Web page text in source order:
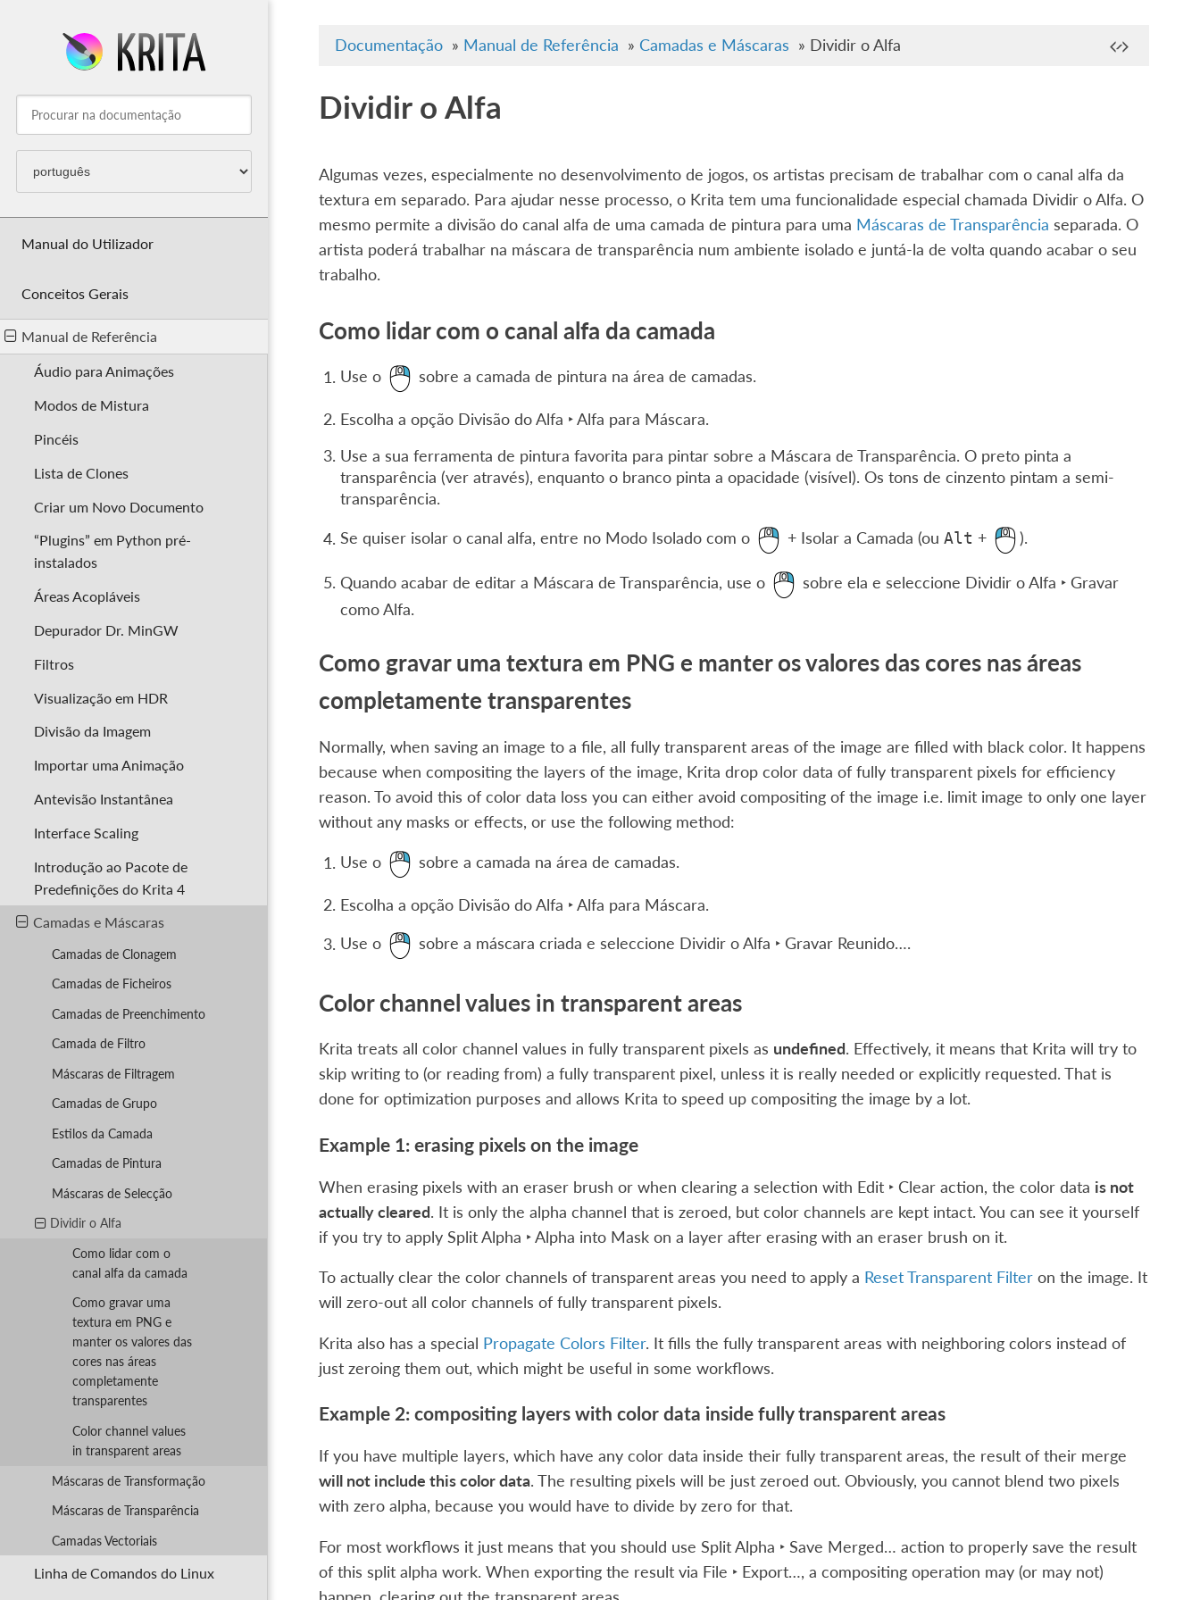
Manual do Utilizador
Conceitos Gerais
Manual de Referência
Áudio para Animações
Modos de Mistura
Pincéis
Lista de Clones
Criar um Novo Documento
“Plugins” em Python pré-
instalados
Áreas Acopláveis
Depurador Dr. MinGW
Filtros
Visualização em HDR
Divisão da Imagem
Importar uma Animação
Antevisão Instantânea
Interface Scaling
Introdução ao Pacote de
Predefinições do Krita 4
Camadas e Máscaras
Camadas de Clonagem
Camadas de Ficheiros
Camadas de Preenchimento
Camada de Filtro
Máscaras de Filtragem
Camadas de Grupo
Estilos da Camada
Camadas de Pintura
Máscaras de Selecção
Dividir o Alfa
Como lidar com o
canal alfa da camada
Como gravar uma
textura em PNG e
manter os valores das
cores nas áreas
completamente
transparentes
Color channel values
in transparent areas
Máscaras de Transformação
Máscaras de Transparência
Camadas Vectoriais
Linha de Comandos do Linux
Documentação » Manual de Referência » Camadas e Máscaras » Dividir o Alfa
Dividir o Alfa
Algumas vezes, especialmente no desenvolvimento de jogos, os artistas precisam de trabalhar com o canal alfa da
textura em separado. Para ajudar nesse processo, o Krita tem uma funcionalidade especial chamada Dividir o Alfa. O
mesmo permite a divisão do canal alfa de uma camada de pintura para uma Máscaras de Transparência separada. O
artista poderá trabalhar na máscara de transparência num ambiente isolado e juntá-la de volta quando acabar o seu
trabalho.
Como lidar com o canal alfa da camada
Use o sobre a camada de pintura na área de camadas.
Escolha a opção Divisão do Alfa ‣ Alfa para Máscara.
Use a sua ferramenta de pintura favorita para pintar sobre a Máscara de Transparência. O preto pinta a
transparência (ver através), enquanto o branco pinta a opacidade (visível). Os tons de cinzento pintam a semi-
transparência.
Se quiser isolar o canal alfa, entre no Modo Isolado com o + Isolar a Camada (ou Alt + ).
Quando acabar de editar a Máscara de Transparência, use o sobre ela e seleccione Dividir o Alfa ‣ Gravar
como Alfa.
Como gravar uma textura em PNG e manter os valores das cores nas áreas
completamente transparentes
Normally, when saving an image to a file, all fully transparent areas of the image are filled with black color. It happens
because when compositing the layers of the image, Krita drop color data of fully transparent pixels for efficiency
reason. To avoid this of color data loss you can either avoid compositing of the image i.e. limit image to only one layer
without any masks or effects, or use the following method:
Use o sobre a camada na área de camadas.
Escolha a opção Divisão do Alfa ‣ Alfa para Máscara.
Use o sobre a máscara criada e seleccione Dividir o Alfa ‣ Gravar Reunido….
Color channel values in transparent areas
Krita treats all color channel values in fully transparent pixels as undefined. Effectively, it means that Krita will try to
skip writing to (or reading from) a fully transparent pixel, unless it is really needed or explicitly requested. That is
done for optimization purposes and allows Krita to speed up compositing the image by a lot.
Example 1: erasing pixels on the image
When erasing pixels with an eraser brush or when clearing a selection with Edit ‣ Clearaction, the color data is not
actually cleared. It is only the alpha channel that is zeroed, but color channels are kept intact. You can see it yourself
if you try to apply Split Alpha ‣ Alpha into Maskon a layer after erasing with an eraser brush on it.
To actually clear the color channels of transparent areas you need to apply a Reset Transparent Filteron the image. It
will zero-out all color channels of fully transparent pixels.
Krita also has a special Propagate Colors Filter. It fills the fully transparent areas with neighboring colors instead of
just zeroing them out, which might be useful in some workflows.
Example 2: compositing layers with color data inside fully transparent areas
If you have multiple layers, which have any color data inside their fully transparent areas, the result of their merge
will not include this color data. The resulting pixels will be just zeroed out. Obviously, you cannot blend two pixels
with zero alpha, because you would have to divide by zero for that.
For most workflows it just means that you should use Split Alpha ‣ Save Merged… action to properly save the result
of this split alpha work. When exporting the result via File ‣ Export…, a compositing operation may (or may not)